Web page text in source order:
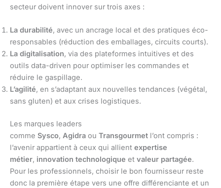
secteur doivent innover sur trois axes :
La durabilité, avec un ancrage local et des pratiques éco-
responsables (réduction des emballages, circuits courts).
La digitalisation, via des plateformes intuitives et des
outils data-driven pour optimiser les commandes et
réduire le gaspillage.
L’agilité, en s’adaptant aux nouvelles tendances (végétal,
sans gluten) et aux crises logistiques.
Les marques leaders
comme Sysco, Agidra ou Transgourmet l’ont compris :
l’avenir appartient à ceux qui allient expertise
métier, innovation technologique et valeur partagée.
Pour les professionnels, choisir le bon fournisseur reste
donc la première étape vers une offre différenciante et un